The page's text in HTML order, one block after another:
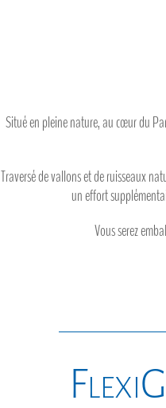
Situé en pleine nature, au cœur du
Traversé de vallons et de ruisseaux
un effort
Vous serez